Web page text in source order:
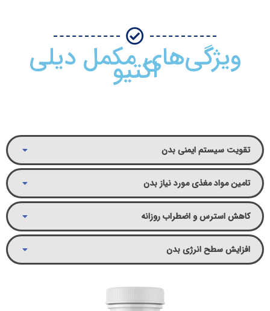
ویژگی‌های مکمل دیلی
اکتیو
تقویت سیستم ایمنی بدن
تامین مواد مغذی مورد نیاز بدن
کاهش استرس و اضطراب روزانه
افزایش سطح انرژی بدن